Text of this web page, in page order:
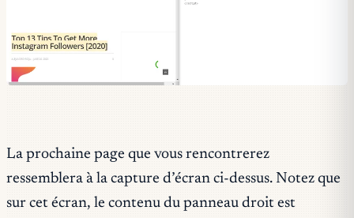
La prochaine page que vous rencontrerez
ressemblera à la capture d’écran ci-dessus. Notez que
sur cet écran, le contenu du panneau droit est